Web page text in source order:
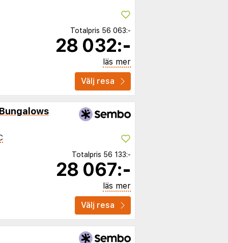
Totalpris 56 063:-
28 032:-
läs mer
Välj resa
Totalpris 56 133:-
28 067:-
läs mer
Välj resa